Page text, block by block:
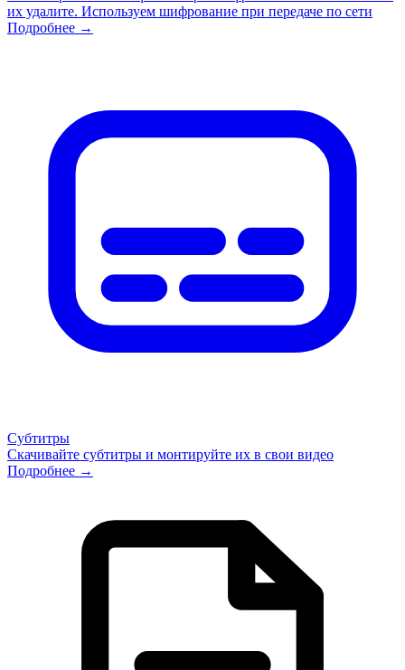
их удалите. Используем шифрование при передаче по сети
Подробнее →
Субтитры
Скачивайте субтитры и монтируйте их в свои видео
Подробнее →